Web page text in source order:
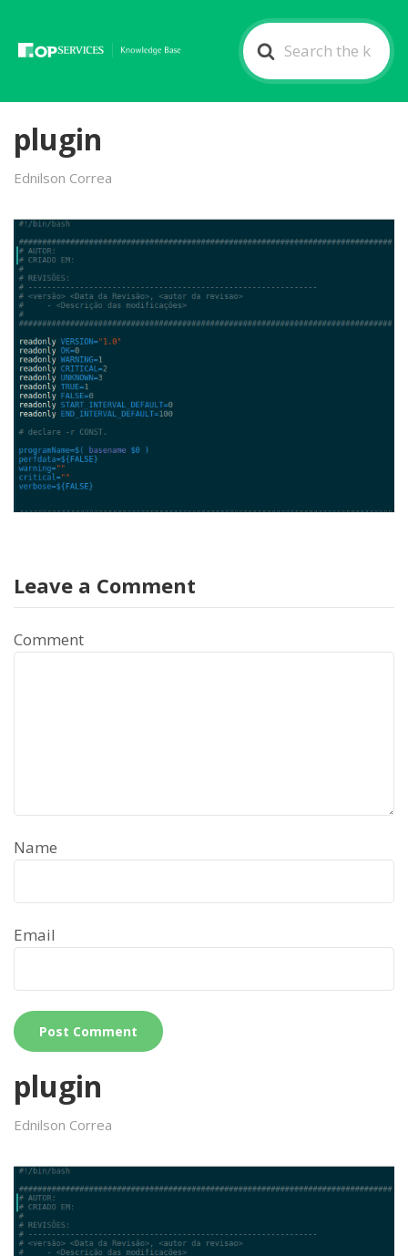
Search
For
plugin
Ednilson Correa
Leave a Comment
Comment
Name
Email
plugin
Ednilson Correa